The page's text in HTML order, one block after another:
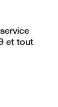
et tout